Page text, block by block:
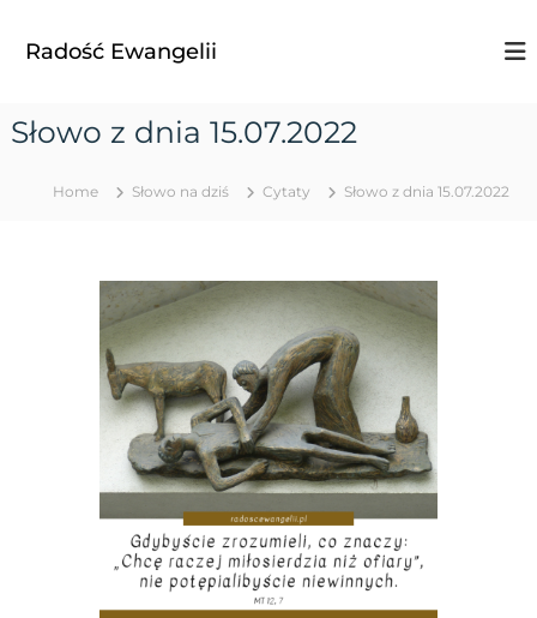
Radość Ewangelii
Słowo z dnia 15.07.2022
Home Słowo na dziś Cytaty Słowo z dnia 15.07.2022